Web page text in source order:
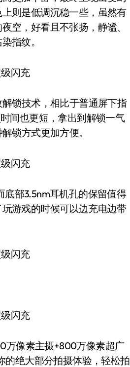
则是低调沉稳一些，虽然有
空，好看且不张扬，静谧、
指纹。
锁技术，相比于普通屏下指
间也更短，拿出到解锁一气
锁方式更加方便。
部3.5nm耳机孔的保留值得
游戏的时候可以边充电边带
像素主摄+800万像素超广
的绝大部分拍摄体验，轻松拍